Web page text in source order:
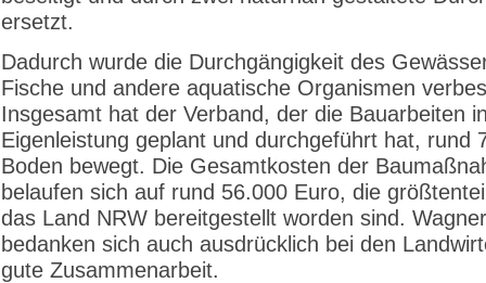
ersetzt.
Dadurch wurde die Durchgängigkeit des
Fische und andere aquatische Organismen
Insgesamt hat der Verband, der die Bauarbeiten
Eigenleistung geplant und durchgeführt hat, rund
Boden bewegt. Die Gesamtkosten der
belaufen sich auf rund 56.000 Euro, die
das Land NRW bereitgestellt worden sind.
bedanken sich auch ausdrücklich bei den
gute Zusammenarbeit.